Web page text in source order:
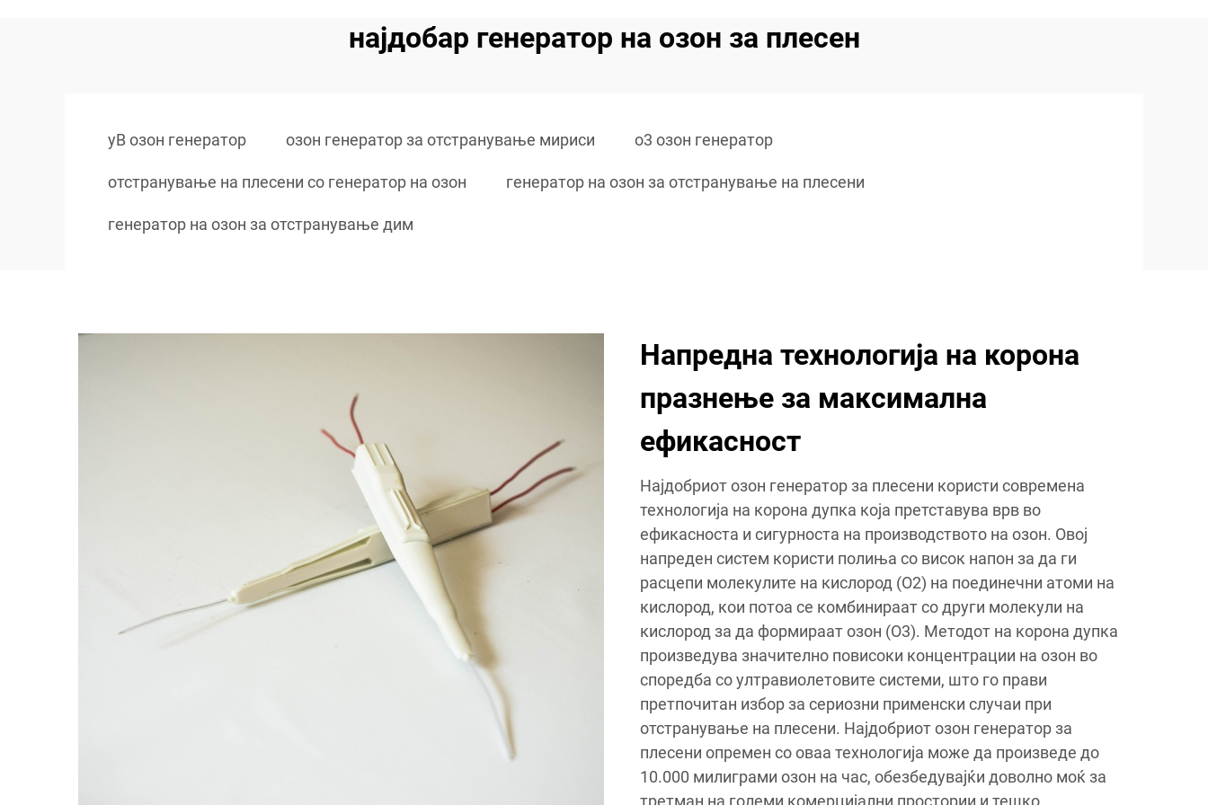
најдобар генератор на озон за плесен
уВ озон генератор озон генератор за отстранување мириси o3 озон генератор
отстранување на плесени со генератор на озон генератор на озон за отстранување на плесени
генератор на озон за отстранување дим
Напредна технологија на корона
празнење за максимална
ефикасност
Најдобриот озон генератор за плесени користи современа
технологија на корона дупка која претставува врв во
ефикасноста и сигурноста на производството на озон. Овој
напреден систем користи полиња со висок напон за да ги
расцепи молекулите на кислород (O2) на поединечни атоми на
кислород, кои потоа се комбинираат со други молекули на
кислород за да формираат озон (O3). Методот на корона дупка
произведува значително повисоки концентрации на озон во
споредба со ултравиолетовите системи, што го прави
претпочитан избор за сериозни применски случаи при
отстранување на плесени. Најдобриот озон генератор за
плесени опремен со оваа технологија може да произведе до
10.000 милиграми озон на час, обезбедувајќи доволно моќ за
третман на големи комерцијални простории и тешко